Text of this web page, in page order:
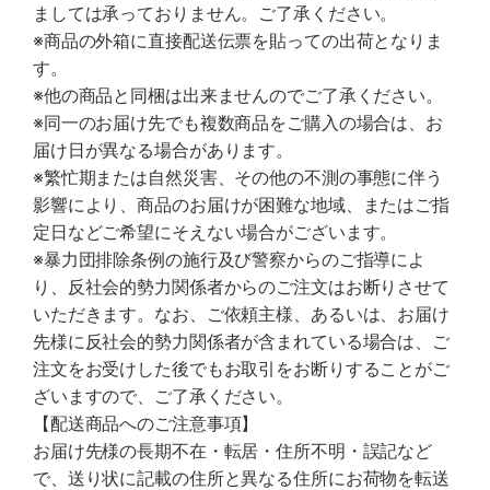
ましては承っておりません。ご了承ください。
※商品の外箱に直接配送伝票を貼っての出荷となりま
す。
※他の商品と同梱は出来ませんのでご了承ください。
※同一のお届け先でも複数商品をご購入の場合は、お
届け日が異なる場合があります。
※繁忙期または自然災害、その他の不測の事態に伴う
影響により、商品のお届けが困難な地域、またはご指
定日などご希望にそえない場合がございます。
※暴力団排除条例の施行及び警察からのご指導によ
り、反社会的勢力関係者からのご注文はお断りさせて
いただきます。なお、ご依頼主様、あるいは、お届け
先様に反社会的勢力関係者が含まれている場合は、ご
注文をお受けした後でもお取引をお断りすることがご
ざいますので、ご了承ください。
【配送商品へのご注意事項】
お届け先様の長期不在・転居・住所不明・誤記など
で、送り状に記載の住所と異なる住所にお荷物を転送